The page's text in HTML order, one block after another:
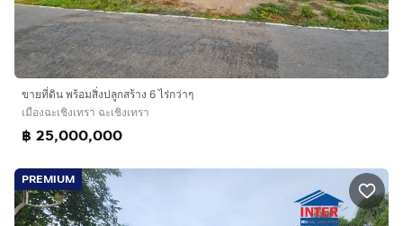
ขายที่ดิน พร้อมสิ่งปลูกสร้าง 6 ไร่กว่าๆ
เมืองฉะเชิงเทรา ฉะเชิงเทรา
฿ 25,000,000
PREMIUM